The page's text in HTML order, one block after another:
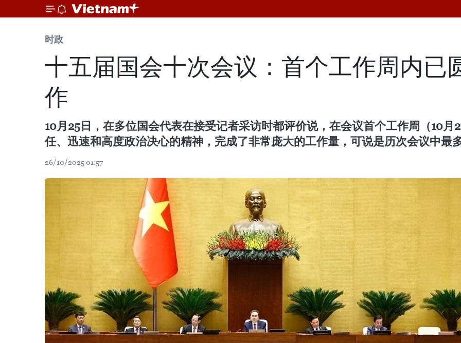
时政
十五届国会十次会议：首个工作周内已
作
10月25日，在多位国会代表在接受记者采访时都评价说，在会议首个工作周（10
任、迅速和高度政治决心的精神，完成了非常庞大的工作量，可说是历次会议中最
26/10/2025 01:57